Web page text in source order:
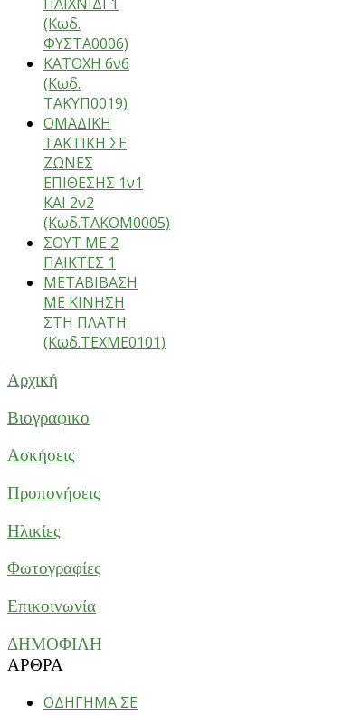
(Κωδ.
ΦΥΣΤΑ0006)
ΚΑΤΟΧΗ 6ν6
(Κωδ.
ΤΑΚΥΠ0019)
ΟΜΑΔΙΚΗ
ΤΑΚΤΙΚΗ ΣΕ
ΖΩΝΕΣ
ΕΠΙΘΕΣΗΣ 1ν1
ΚΑΙ 2ν2
(Κωδ.ΤΑΚΟΜ0005)
ΣΟΥΤ ΜΕ 2
ΠΑΙΚΤΕΣ 1
ΜΕΤΑΒΙΒΑΣΗ
ΜΕ ΚΙΝΗΣΗ
ΣΤΗ ΠΛΑΤΗ
(Κωδ.ΤΕΧΜΕ0101)
Αρχική
Βιογραφικο
Ασκήσεις
Προπονήσεις
Ηλικίες
Φωτογραφίες
Επικοινωνία
ΔΗΜΟΦΙΛΗ
ΑΡΘΡΑ
ΟΔΗΓΗΜΑ ΣΕ